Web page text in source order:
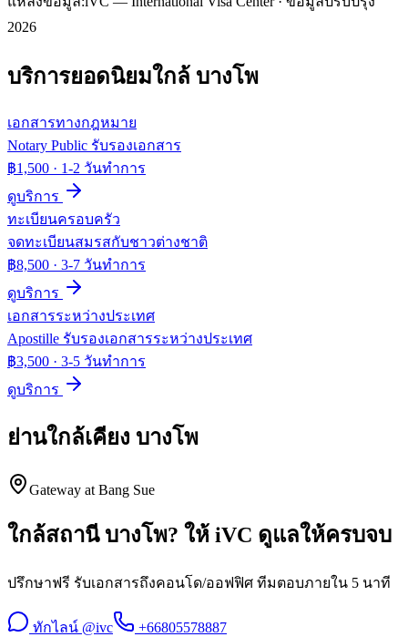
2026
บริการยอดนิยมใกล้ บางโพ
เอกสารทางกฎหมาย
Notary Public รับรองเอกสาร
฿1,500 · 1-2 วันทำการ
ดูบริการ
ทะเบียนครอบครัว
จดทะเบียนสมรสกับชาวต่างชาติ
฿8,500 · 3-7 วันทำการ
ดูบริการ
เอกสารระหว่างประเทศ
Apostille รับรองเอกสารระหว่างประเทศ
฿3,500 · 3-5 วันทำการ
ดูบริการ
ย่านใกล้เคียง บางโพ
Gateway at Bang Sue
ใกล้สถานี บางโพ? ให้ iVC ดูแลให้ครบจบ
ปรึกษาฟรี รับเอกสารถึงคอนโด/ออฟฟิศ ทีมตอบภายใน 5 นาที
ทักไลน์ @ivc
+66805578887